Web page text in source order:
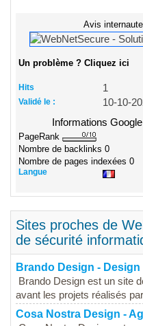
Avis
Un problème ? Cliquez ici
Hits 1
Validé le :
10-10-
Informations Google
PageRank
Nombre de backlinks 0
Nombre de pages indexées 0
Langue
Sites proches de
de sécurité
Brando Design -
Brando Design est un site
avant les projets réalisés
Cosa Nostra Design -